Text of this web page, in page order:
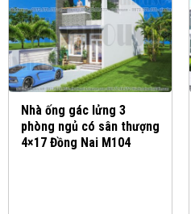
Nhà ống gác lửng 3
phòng ngủ có sân thượng
4×17 Đồng Nai M104